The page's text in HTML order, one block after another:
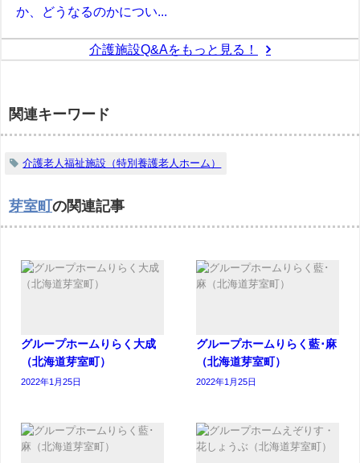
か、どうなるのかについ...
介護施設Q&Aをもっと見る！
関連キーワード
介護老人福祉施設（特別養護老人ホーム）
芽室町 の関連記事
グループホームりらく大成
（北海道芽室町）
2022年1月25日
グループホームりらく藍･麻
（北海道芽室町）
2022年1月25日